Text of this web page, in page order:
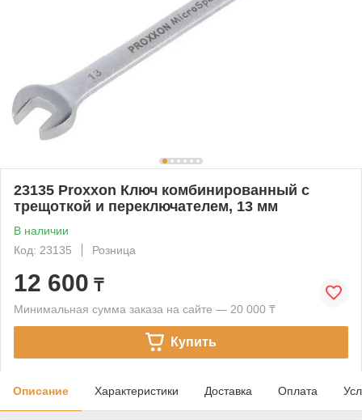
23135 Proxxon Ключ комбинированный с
трещоткой и переключателем, 13 мм
В наличии
Код: 23135
Розница
12 600 ₸
Минимальная сумма заказа на сайте — 20 000 ₸
Купить
Описание Характеристики Доставка Оплата